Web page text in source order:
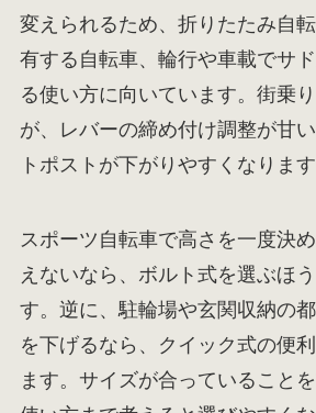
変えられるため、折りたたみ自
有する自転車、輪行や車載でサ
る使い方に向いています。街乗
が、レバーの締め付け調整が甘
トポストが下がりやすくなります
スポーツ自転車で高さを一度決
えないなら、ボルト式を選ぶほ
す。逆に、駐輪場や玄関収納の
を下げるなら、クイック式の便
ます。サイズが合っていること